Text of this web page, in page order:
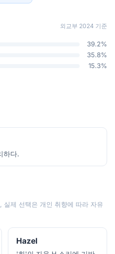
외교부 2024 기준
39.2%
35.8%
15.3%
하다.
실제 선택은 개인 취향에 따라 자유
Hazel